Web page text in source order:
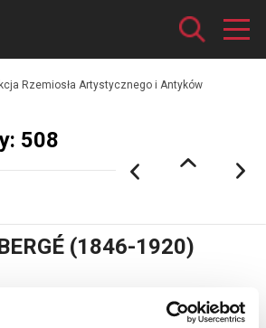
Rzemiosła Artystycznego i Antyków
508
(1846-1920)